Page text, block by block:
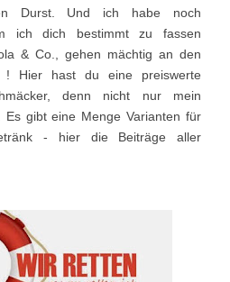
Durst. Und ich habe noch
ich dich bestimmt zu fassen
& Co., gehen mächtig an den
! Hier hast du eine preiswerte
denn nicht nur mein
Es gibt eine Menge Varianten für
- hier die Beiträge aller